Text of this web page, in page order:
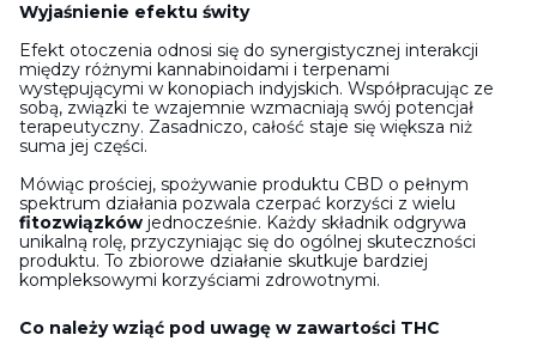
Wyjaśnienie efektu świty
Efekt otoczenia odnosi się do synergistycznej interakcji
między różnymi kannabinoidami i terpenami
występującymi w konopiach indyjskich. Współpracując ze
sobą, związki te wzajemnie wzmacniają swój potencjał
terapeutyczny. Zasadniczo, całość staje się większa niż
suma jej części.
Mówiąc prościej, spożywanie produktu CBD o pełnym
spektrum działania pozwala czerpać korzyści z wielu
fitozwiązków jednocześnie. Każdy składnik odgrywa
unikalną rolę, przyczyniając się do ogólnej skuteczności
produktu. To zbiorowe działanie skutkuje bardziej
kompleksowymi korzyściami zdrowotnymi.
Co należy wziąć pod uwagę w zawartości THC